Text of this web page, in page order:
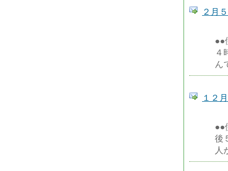
２月
●●
４
ん
１２
●●
後
人